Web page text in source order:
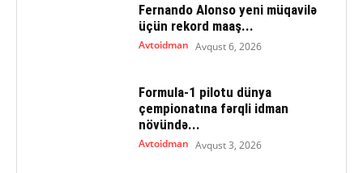
Fernando Alonso yeni müqavilə
üçün rekord maaş...
Avtoidman Avqust 6, 2026
Formula-1 pilotu dünya
çempionatına fərqli idman
növündə...
Avtoidman Avqust 3, 2026